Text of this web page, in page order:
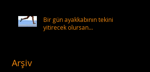
Bir gün ayakkabının tekini
yitirecek olursan...
Arşiv